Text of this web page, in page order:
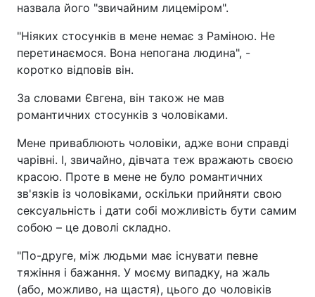
назвала його "звичайним лицеміром".
"Ніяких стосунків в мене немає з Раміною. Не
перетинаємося. Вона непогана людина", -
коротко відповів він.
За словами Євгена, він також не мав
романтичних стосунків з чоловіками.
Мене приваблюють чоловіки, адже вони справді
чарівні. І, звичайно, дівчата теж вражають своєю
красою. Проте в мене не було романтичних
зв'язків із чоловіками, оскільки прийняти свою
сексуальність і дати собі можливість бути самим
собою – це доволі складно.
"По-друге, між людьми має існувати певне
тяжіння і бажання. У моєму випадку, на жаль
(або, можливо, на щастя), цього до чоловіків